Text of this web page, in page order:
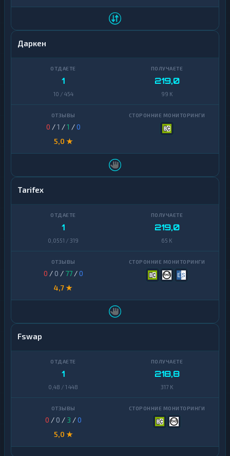
Даркен
1
10 / 454
219,0
99 K
0 /1 /1 /0
5,0 ★
Tarifex
1
0,0551 / 319
219,0
65 K
0 / 0 / 77/0
4,7 ★
Fswap
1
0,48 / 1 448
218,8
317 K
0 / 0 / 3 /0
5,0 ★